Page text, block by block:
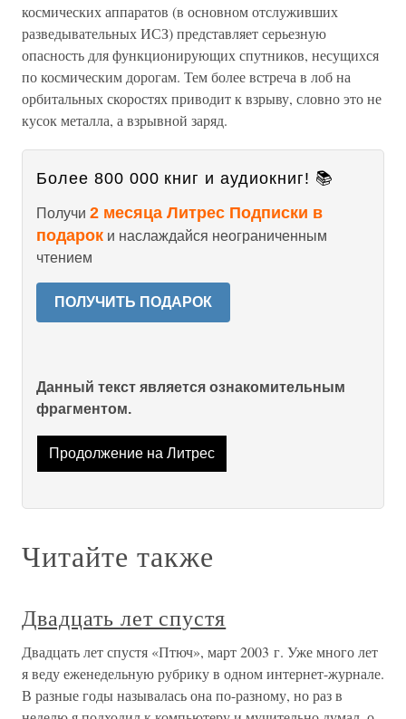
космических аппаратов (в основном отслуживших
разведывательных ИСЗ) представляет серьезную
опасность для функционирующих спутников, несущихся
по космическим дорогам. Тем более встреча в лоб на
орбитальных скоростях приводит к взрыву, словно это не
кусок металла, а взрывной заряд.
Более 800 000 книг и аудиокниг! 📚
Получи 2 месяца Литрес Подписки в
подарок и наслаждайся неограниченным
чтением
ПОЛУЧИТЬ ПОДАРОК
Данный текст является ознакомительным
фрагментом.
Продолжение на Литрес
Читайте также
Двадцать лет спустя
Двадцать лет спустя «Птюч», март 2003 г. Уже много лет
я веду еженедельную рубрику в одном интернет-журнале.
В разные годы называлась она по-разному, но раз в